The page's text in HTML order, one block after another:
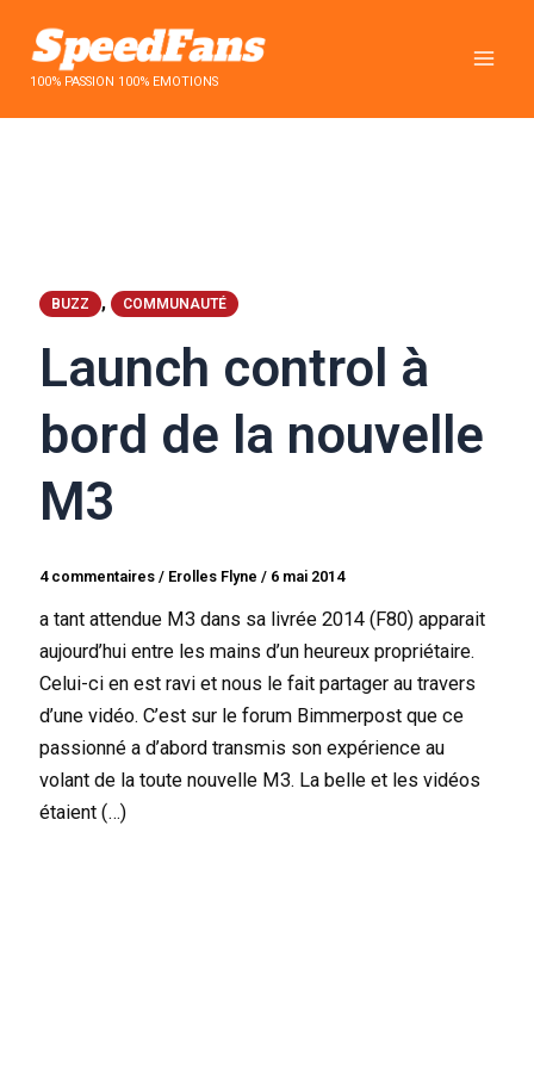
contenu100% PASSION 100% EMOTIONS
BUZZ , COMMUNAUTÉ
Launch control à
bord de la nouvelle
M3
4 commentaires / Erolles Flyne/ 6 mai 2014
a tant attendue M3 dans sa livrée 2014 (F80) apparait
aujourd’hui entre les mains d’un heureux propriétaire.
Celui-ci en est ravi et nous le fait partager au travers
d’une vidéo. C’est sur le forum Bimmerpost que ce
passionné a d’abord transmis son expérience au
volant de la toute nouvelle M3. La belle et les vidéos
étaient (…)